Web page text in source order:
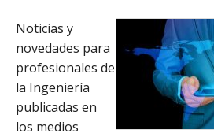
Noticias y
novedades para
profesionales de
la Ingeniería
publicadas en
los medios